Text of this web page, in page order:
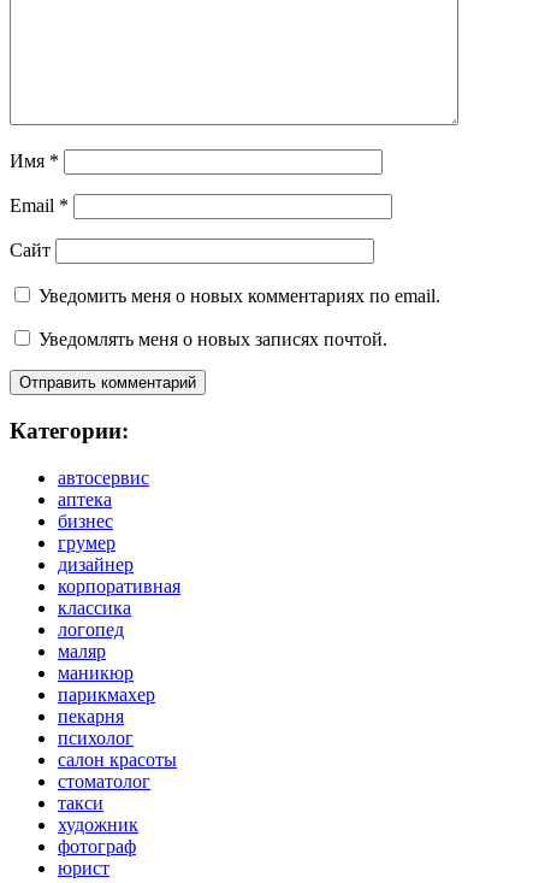
Имя *
Email *
Сайт
Уведомить меня о новых комментариях по email.
Уведомлять меня о новых записях почтой.
Категории:
автосервис
аптека
бизнес
грумер
дизайнер
корпоративная
классика
логопед
маляр
маникюр
парикмахер
пекарня
психолог
салон красоты
стоматолог
такси
художник
фотограф
юрист